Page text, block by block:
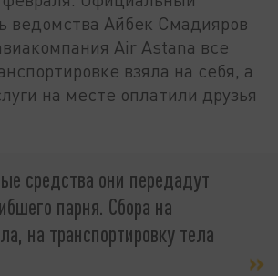
ведомства Айбек Смадияров
Air Astana все
взяла на себя, а
на месте оплатили друзья
средства они передадут
парня. Сбора на
на транспортировку тела